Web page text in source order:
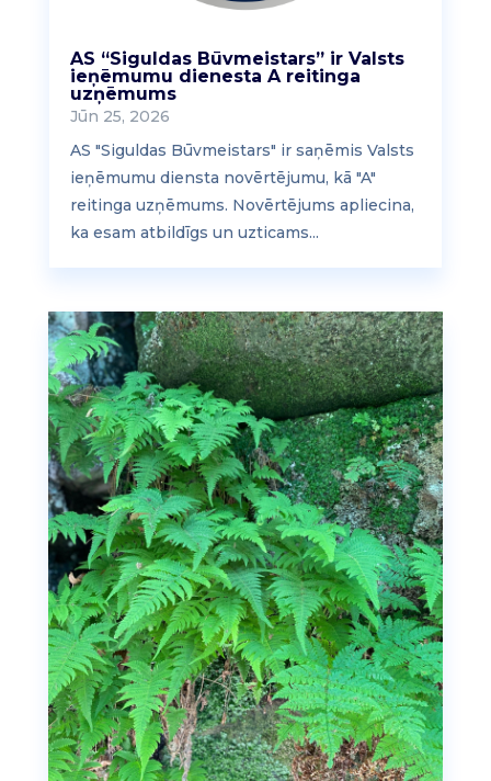
AS “Siguldas Būvmeistars” ir Valsts
ieņēmumu dienesta A reitinga
uzņēmums
Jūn 25, 2026
AS "Siguldas Būvmeistars" ir saņēmis Valsts
ieņēmumu diensta novērtējumu, kā "A"
reitinga uzņēmums. Novērtējums apliecina,
ka esam atbildīgs un uzticams...